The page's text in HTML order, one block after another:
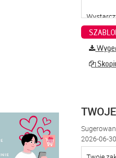
2026-06-